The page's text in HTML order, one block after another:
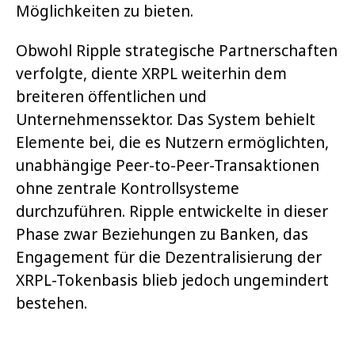
Möglichkeiten zu bieten.
Obwohl Ripple strategische Partnerschaften
verfolgte, diente XRPL weiterhin dem
breiteren öffentlichen und
Unternehmenssektor. Das System behielt
Elemente bei, die es Nutzern ermöglichten,
unabhängige Peer-to-Peer-Transaktionen
ohne zentrale Kontrollsysteme
durchzuführen. Ripple entwickelte in dieser
Phase zwar Beziehungen zu Banken, das
Engagement für die Dezentralisierung der
XRPL-Tokenbasis blieb jedoch ungemindert
bestehen.